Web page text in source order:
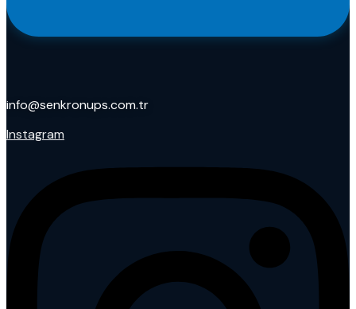
info@senkronups.com.tr
Instagram